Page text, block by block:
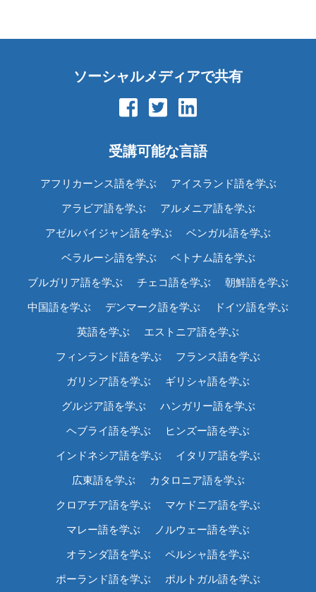
ソーシャルメディアで共有
受講可能な言語
アフリカーンス語を学ぶ アイスランド語を学ぶ
アラビア語を学ぶ アルメニア語を学ぶ
アゼルバイジャン語を学ぶ ベンガル語を学ぶ
ベラルーシ語を学ぶ ベトナム語を学ぶ
ブルガリア語を学ぶ チェコ語を学ぶ 朝鮮語を学ぶ
中国語を学ぶ デンマーク語を学ぶ ドイツ語を学ぶ
英語を学ぶ エストニア語を学ぶ
フィンランド語を学ぶ フランス語を学ぶ
ガリシア語を学ぶ ギリシャ語を学ぶ
グルジア語を学ぶ ハンガリー語を学ぶ
ヘブライ語を学ぶ ヒンズー語を学ぶ
インドネシア語を学ぶ イタリア語を学ぶ
広東語を学ぶ カタロニア語を学ぶ
クロアチア語を学ぶ マケドニア語を学ぶ
マレー語を学ぶ ノルウェー語を学ぶ
オランダ語を学ぶ ペルシャ語を学ぶ
ポーランド語を学ぶ ポルトガル語を学ぶ